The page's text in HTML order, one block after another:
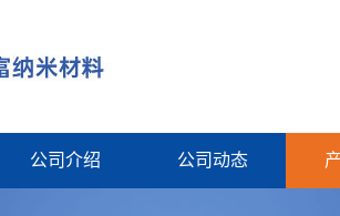
公司介绍 公司动态